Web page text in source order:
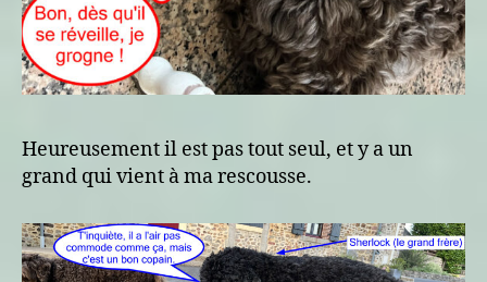
Heureusement il est pas tout seul, et y a un
grand qui vient à ma rescousse.